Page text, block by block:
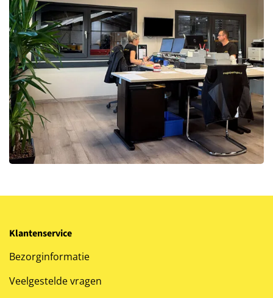
Klantenservice
Bezorginformatie
Veelgestelde vragen